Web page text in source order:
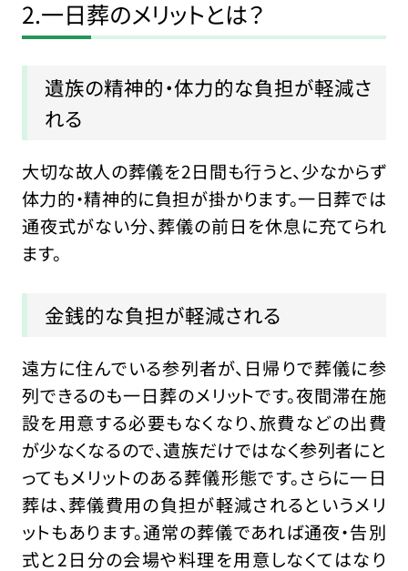
2.一日葬のメリットとは？
遺族の精神的・体力的な負担が軽減さ
れる
大切な故人の葬儀を2日間も行うと、少なからず
体力的・精神的に負担が掛かります。一日葬では
通夜式がない分、葬儀の前日を休息に充てられ
ます。
金銭的な負担が軽減される
遠方に住んでいる参列者が、日帰りで葬儀に参
列できるのも一日葬のメリットです。夜間滞在施
設を用意する必要もなくなり、旅費などの出費
が少なくなるので、遺族だけではなく参列者にと
ってもメリットのある葬儀形態です。さらに一日
葬は、葬儀費用の負担が軽減されるというメリ
ットもあります。通常の葬儀であれば通夜・告別
式と2日分の会場や料理を用意しなくてはなり